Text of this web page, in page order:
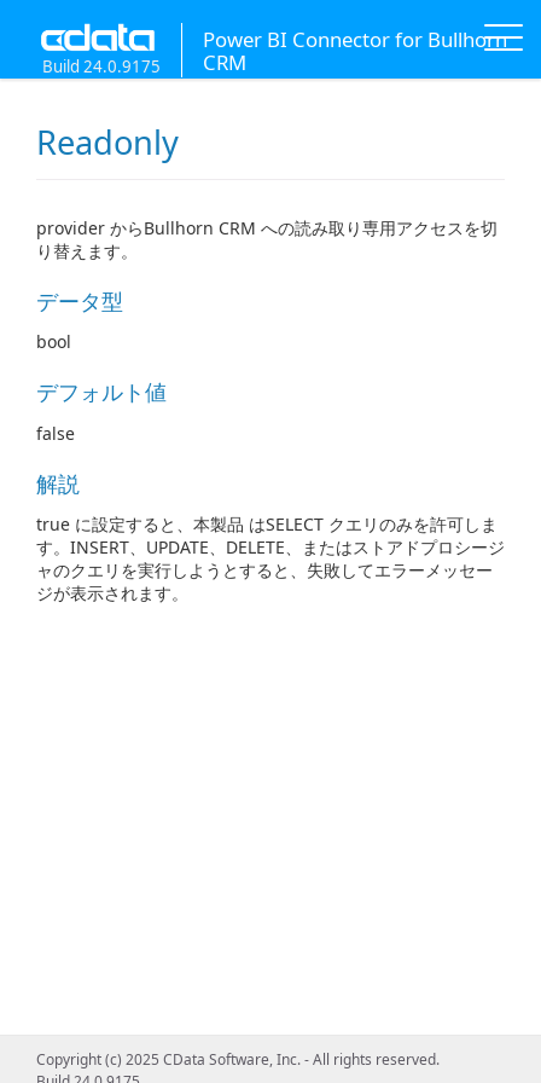
Power BI Connector for Bullhorn
CRM
Build 24.0.9175
Readonly
provider からBullhorn CRM への読み取り専用アクセスを切
り替えます。
データ型
bool
デフォルト値
false
解説
true に設定すると、本製品 はSELECT クエリのみを許可しま
す。INSERT、UPDATE、DELETE、またはストアドプロシージ
ャのクエリを実行しようとすると、失敗してエラーメッセー
ジが表示されます。
Copyright (c) 2025 CData Software, Inc. - All rights reserved.